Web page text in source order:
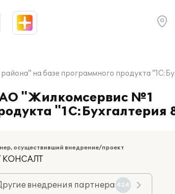
на базе программного продукта
"Жилкомсервис №1
"1С:Бухгалтерия
осуществивший внедрение/проект
КОНСАЛТ
внедрения партнера 424